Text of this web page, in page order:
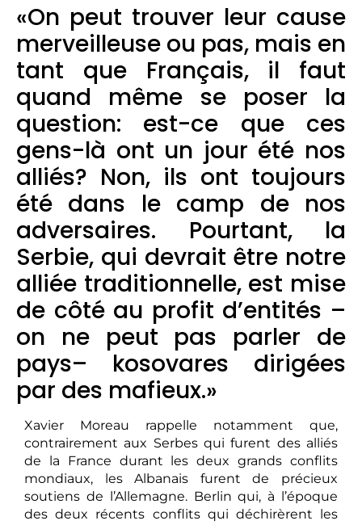
«On peut trouver leur cause
merveilleuse ou pas, mais en
tant que Français, il faut
quand même se poser la
question: est-ce que ces
gens-là ont un jour été nos
alliés? Non, ils ont toujours
été dans le camp de nos
adversaires. Pourtant, la
Serbie, qui devrait être notre
alliée traditionnelle, est mise
de côté au profit d’entités –
on ne peut pas parler de
pays– kosovares dirigées
par des mafieux.»
Xavier Moreau rappelle notamment que,
contrairement aux Serbes qui furent des alliés
de la France durant les deux grands conflits
mondiaux, les Albanais furent de précieux
soutiens de l’Allemagne. Berlin qui, à l’époque
des deux récents conflits qui déchirèrent les